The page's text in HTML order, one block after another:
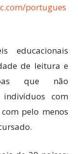
portugues
educacionais
de leitura e
que não
com
pelo menos